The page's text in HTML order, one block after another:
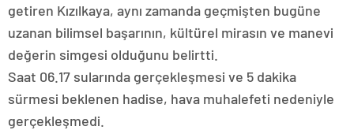
getiren Kızılkaya, aynı zamanda geçmişten bugüne
uzanan bilimsel başarının, kültürel mirasın ve manevi
değerin simgesi olduğunu belirtti.
Saat 06.17 sularında gerçekleşmesi ve 5 dakika
sürmesi beklenen hadise, hava muhalefeti nedeniyle
gerçekleşmedi.